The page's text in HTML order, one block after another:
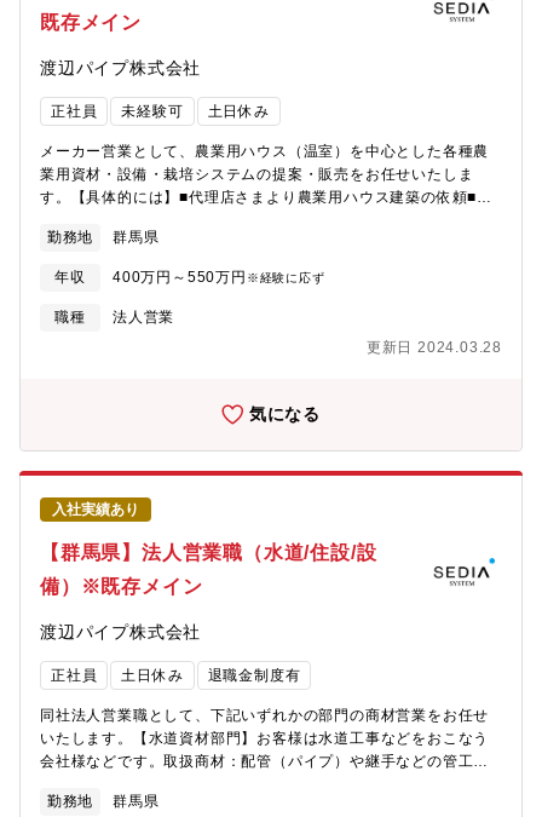
既存メイン
渡辺パイプ株式会社
正社員 未経験可 土日休み
メーカー営業として、農業用ハウス（温室）を中心とした各種農
業用資材・設備・栽培システムの提案・販売をお任せいたしま
す。【具体的には】■代理店さまより農業用ハウス建築の依頼■生
施工会社の手配（施工管理）■引渡し入社後はOJT研修として、最
初は周りのサポートをしていただきます。様々な場面に関わるこ
とで、全体の仕事の流れを覚えていただきます。＊CAD等も入社
後にお教えします。
勤務地 群馬県
年収 400万円～550万円 ※経験に応ず
職種
法人営業
更新日 2024.03.28
気になる
入社実績あり
【群馬県】法人営業職（水道/住設/設
備）※既存メイン
渡辺パイプ株式会社
正社員 土日休み 退職金制度有
同社法人営業職として、下記いずれかの部門の商材営業をお任せ
いたします。【水道資材部門】お客様は水道工事などをおこなう
会社様などです。取扱商材：配管（パイプ）や継手などの管工機
門】お客様は工務店様、リフォーム店様などです。取扱商材：住
勤務地 群馬県